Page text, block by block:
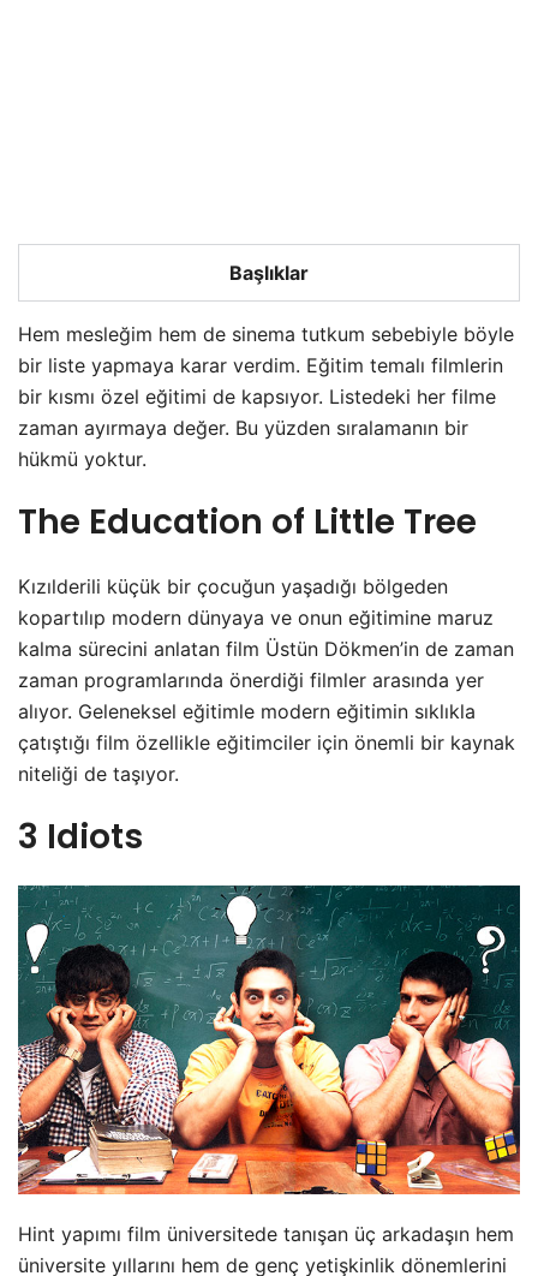
Başlıklar
Hem mesleğim hem de sinema tutkum sebebiyle böyle
bir liste yapmaya karar verdim. Eğitim temalı filmlerin
bir kısmı özel eğitimi de kapsıyor. Listedeki her filme
zaman ayırmaya değer. Bu yüzden sıralamanın bir
hükmü yoktur.
The Education of Little Tree
Kızılderili küçük bir çocuğun yaşadığı bölgeden
kopartılıp modern dünyaya ve onun eğitimine maruz
kalma sürecini anlatan film Üstün Dökmen’in de zaman
zaman programlarında önerdiği filmler arasında yer
alıyor. Geleneksel eğitimle modern eğitimin sıklıkla
çatıştığı film özellikle eğitimciler için önemli bir kaynak
niteliği de taşıyor.
3 Idiots
Hint yapımı film üniversitede tanışan üç arkadaşın hem
üniversite yıllarını hem de genç yetişkinlik dönemlerini